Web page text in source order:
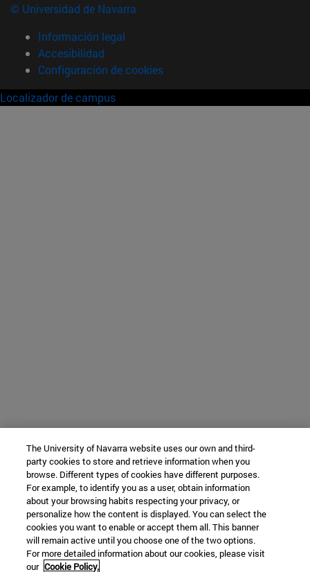
© Universidad de Navarra
Información legal
Accesibilidad
Configuración de cookies
Localizador de campus
The University of Navarra website uses our own and third-
party cookies to store and retrieve information when you
browse. Different types of cookies have different purposes.
For example, to identify you as a user, obtain information
about your browsing habits respecting your privacy, or
personalize how the content is displayed. You can select the
cookies you want to enable or accept them all. This banner
will remain active until you choose one of the two options.
For more detailed information about our cookies, please visit
our Cookie Policy.